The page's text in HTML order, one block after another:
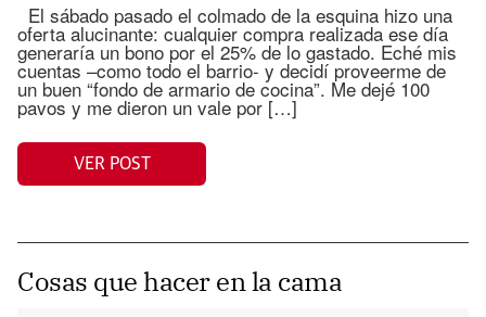
El sábado pasado el colmado de la esquina hizo una
oferta alucinante: cualquier compra realizada ese día
generaría un bono por el 25% de lo gastado. Eché mis
cuentas –como todo el barrio- y decidí proveerme de
un buen “fondo de armario de cocina”. Me dejé 100
pavos y me dieron un vale por […]
VER POST
Cosas que hacer en la cama